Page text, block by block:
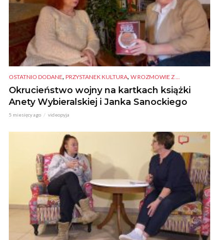
OSTATNIO DODANE, PRZYSTANEK KULTURA, W ROZMOWIE Z ...
Okrucieństwo wojny na kartkach książki
Anety Wybieralskiej i Janka Sanockiego
5 miesięcy ago videopyja